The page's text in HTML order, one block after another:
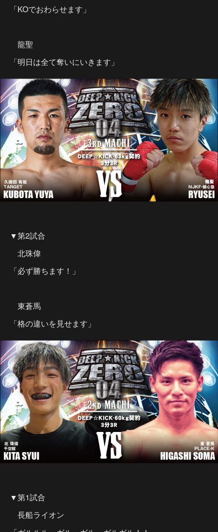
「KOでおわらせます」
龍聖
「明日は全て奪いにいきます」
▼第2試合
北珠偉
「必ず勝ちます！」
東蒼馬
「格の違いを見せます」
▼第1試合
長船ライオン